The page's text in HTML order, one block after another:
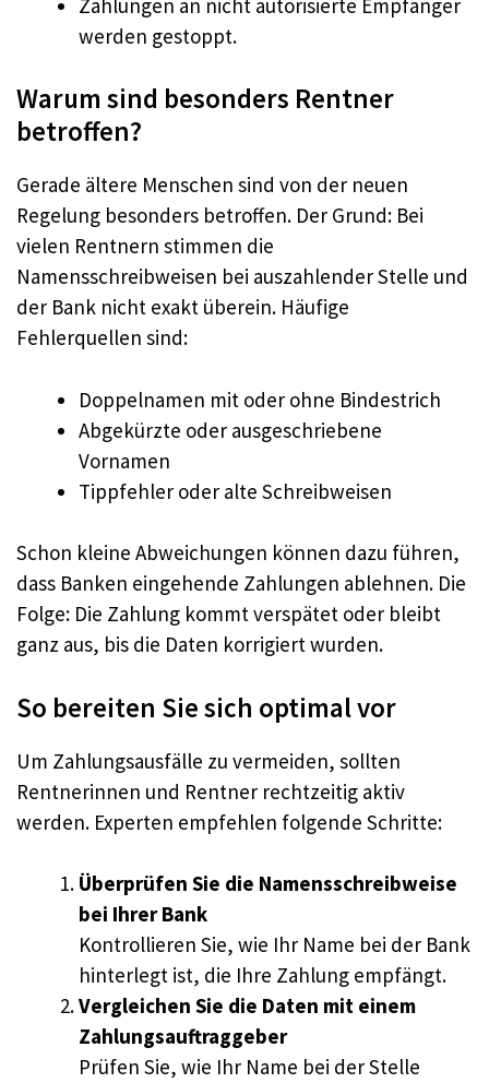
Zahlungen an nicht autorisierte Empfänger
werden gestoppt.
Warum sind besonders Rentner
betroffen?
Gerade ältere Menschen sind von der neuen
Regelung besonders betroffen. Der Grund: Bei
vielen Rentnern stimmen die
Namensschreibweisen bei auszahlender Stelle und
der Bank nicht exakt überein. Häufige
Fehlerquellen sind:
Doppelnamen mit oder ohne Bindestrich
Abgekürzte oder ausgeschriebene
Vornamen
Tippfehler oder alte Schreibweisen
Schon kleine Abweichungen können dazu führen,
dass Banken eingehende Zahlungen ablehnen. Die
Folge: Die Zahlung kommt verspätet oder bleibt
ganz aus, bis die Daten korrigiert wurden.
So bereiten Sie sich optimal vor
Um Zahlungsausfälle zu vermeiden, sollten
Rentnerinnen und Rentner rechtzeitig aktiv
werden. Experten empfehlen folgende Schritte:
Überprüfen Sie die Namensschreibweise
bei Ihrer Bank
Kontrollieren Sie, wie Ihr Name bei der Bank
hinterlegt ist, die Ihre Zahlung empfängt.
Vergleichen Sie die Daten mit einem
Zahlungsauftraggeber
Prüfen Sie, wie Ihr Name bei der Stelle